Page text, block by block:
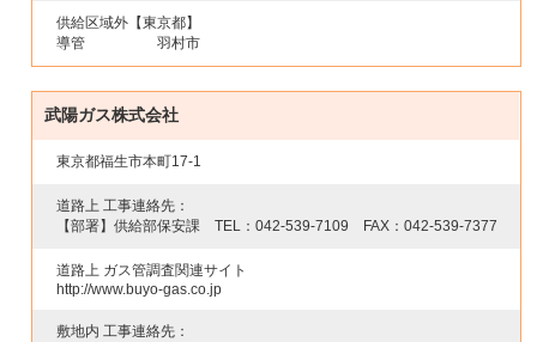
供給区域外
導管
【東京都】
羽村市
武陽ガス株式会社
東京都福生市本町17-1
道路上 工事連絡先：
【部署】供給部保安課 TEL：042-539-7109 FAX：042-539-7377
道路上 ガス管調査関連サイト
http://www.buyo-gas.co.jp
敷地内 工事連絡先：